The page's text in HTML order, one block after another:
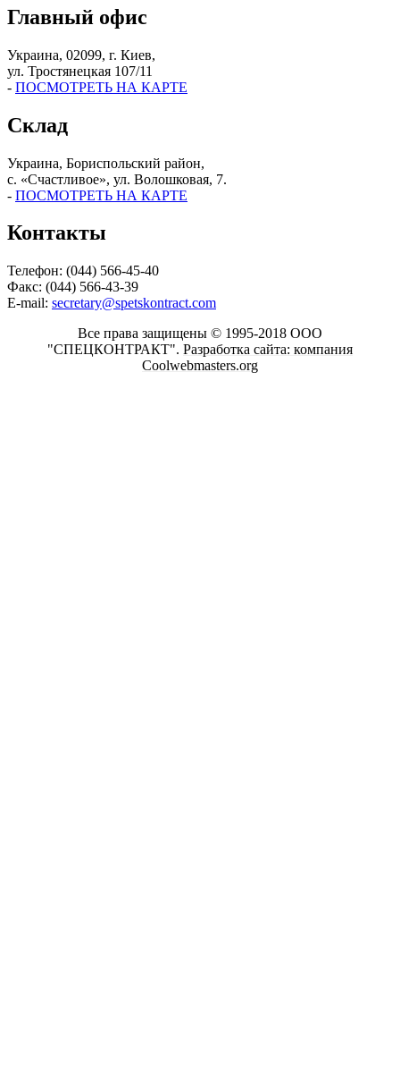
Главный офис
Украина, 02099, г. Киев,
ул. Тростянецкая 107/11
- ПОСМОТРЕТЬ НА КАРТЕ
Склад
Украина, Бориспольский район,
с. «Счастливое», ул. Волошковая, 7.
- ПОСМОТРЕТЬ НА КАРТЕ
Контакты
Телефон: (044) 566-45-40
Факс: (044) 566-43-39
E-mail: secretary@spetskontract.com
Все права защищены © 1995-2018 ООО
"СПЕЦКОНТРАКТ". Разработка сайта: компания
Coolwebmasters.org